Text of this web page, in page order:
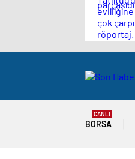
BORSA
CANLI